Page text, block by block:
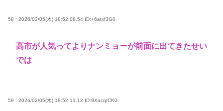
58 : 2026/02/05(木) 18:52:08.54 ID:+6atxf3G0
高市が人気ってよりナンミョーが前面に出てきたせい
では
59 : 2026/02/05(木) 18:52:11.12 ID:9Xacq/CK0